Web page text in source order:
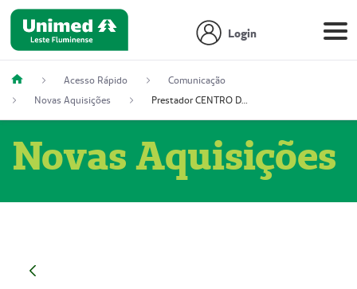
Login
Acesso Rápido
Comunicação
Novas Aquisições
Prestador CENTRO DE ONCOLOGIA
Novas Aquisições